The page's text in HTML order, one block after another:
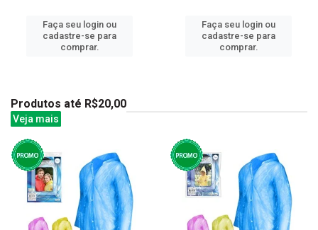
Faça seu login ou
cadastre-se para
comprar.
Faça seu login ou
cadastre-se para
comprar.
Produtos até R$20,00
Veja mais